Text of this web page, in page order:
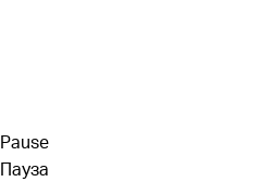
Pause
Пауза